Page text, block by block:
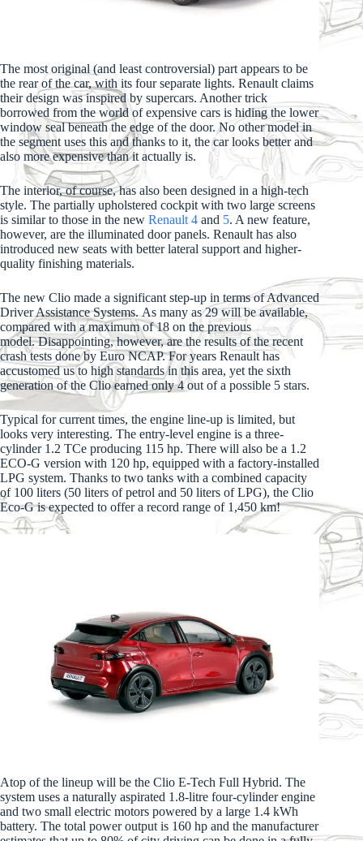
The most original (and least controversial) part appears to be
the rear of the car, with its four separate lights. Renault claims
their design was inspired by supercars. Another trick
borrowed from the world of expensive cars is hiding the lower
window seal beneath the edge of the door. No other model in
the segment uses this and thanks to it, the car looks better and
also more expensive than it actually is.
The interior, of course, has also been designed in a high-tech
style. The partially upholstered cockpit with two large screens
is similar to those in the new Renault 4 and 5. A new feature,
however, are the illuminated door panels. Renault has also
introduced new seats with better lateral support and higher-
quality finishing materials.
The new Clio made a significant step-up in terms of Advanced
Driver Assistance Systems. As many as 29 will be available,
compared with a maximum of 18 on the previous
model. Disappointing, however, are the results of the recent
crash tests done by Euro NCAP. For years Renault has
accustomed us to high standards in this area, yet the sixth
generation of the Clio earned only 4 out of a possible 5 stars.
Typical for current times, the engine line-up is limited, but
looks very interesting. The entry-level engine is a three-
cylinder 1.2 TCe producing 115 hp. There will also be a 1.2
ECO-G version with 120 hp, equipped with a factory-installed
LPG system. Thanks to two tanks with a combined capacity
of 100 liters (50 liters of petrol and 50 liters of LPG), the Clio
Eco-G is expected to offer a record range of 1,450 km!
Atop of the lineup will be the Clio E-Tech Full Hybrid. The
system uses a naturally aspirated 1.8-litre four-cylinder engine
and two small electric motors powered by a large 1.4 kWh
battery. The total power output is 160 hp and the manufacturer